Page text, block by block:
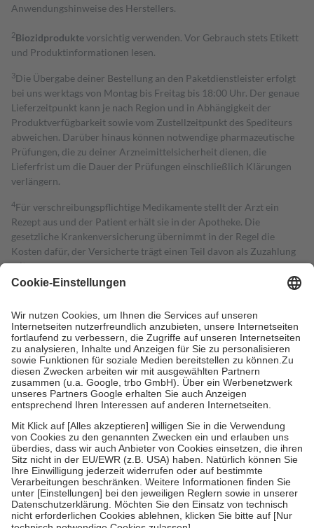
Anwendungshinweise des Herstellers.
2Biozidproduktevorsichtig verwenden. Vor Gebrauch stets Etikett
und Produktinformationen lesen.
3Die Übergabe deiner Bestellung an den Paketdienstleister erfolgt
bei uns werktags von Montag bis Freitag bis 18:00 Uhr. Der genaue
Lieferzeitpunkt kann je nach Region und in Abhängigkeit der
Produktverfügbarkeit sowie vom Zustellzeitpunkt des Spediteurs
abweichen. Darüber hinaus können notwendige pharmazeutische
Prüfungen, die zu deiner Arzneimittelsicherheit dienen, die
Lieferfrist um die Dauer der Prüfungen einschließlich Klärungen
verlängern.
4Für verschreibungspflichtige Medikamente stellt der Arzt ein
Rezept aus und der Patient erhält sie in der Apotheke. Die
gesetzliche Krankenversicherung übernimmt in der Regel die
Kosten dafür, der Versicherte trägt einen Teil davon als Zuzahlung
mit.
Grundsätzlich leisten Mitglieder Zuzahlungen in Höhe von zehn
höchstens zehn Euro.
Es sind jedoch nie mehr als die tatsächlichen
Kosten der Leistung zu entrichten.
Diese Regeln gelten grundsätzlich auch für Online-Apotheken.
Bei Heilmitteln und häuslicher Krankenpflege beträgt die
Zuzahlung zehn Prozent der Kosten sowie zehn Euro je
Verordnung.
Um das Engagement der Versicherten für ihre eigene Gesundheit zu
stärken und die besondere Stellung der Familie zu unterstützen,
fallenkeine Zuzahlungenan bei:
• Kindern und Jugendlichen bis zum vollendeten 18. Lebensjahr
mit Ausnahme der Fahrkosten
• Untersuchungen zur Vorsorge und Früherkennung, die von der
GKV getragen werden
• empfohlenen Schutzimpfungen
• Harn- und Blutteststreifen